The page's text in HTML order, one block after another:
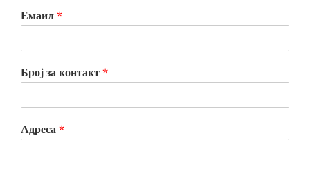
Емаил *
Број за контакт *
Адреса *